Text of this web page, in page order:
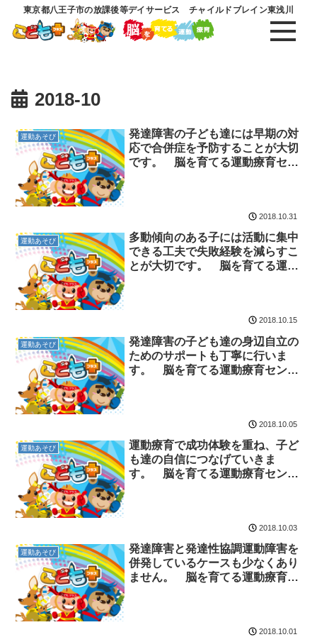
東京都八王子市の放課後等デイサービス チャイルドブレイン東浅川
2018-10
運動あそび
発達障害の子ども達には早期の対
応で合併症を予防することが大切
です。 脳を育てる運動療育セン
2018.10.31
運動あそび
多動傾向のある子には活動に集中
できる工夫で失敗経験を減らすこ
とが大切です。 脳を育てる運動
2018.10.15
運動あそび
発達障害の子ども達の身辺自立の
ためのサポートも丁寧に行いま
す。 脳を育てる運動療育センタ
2018.10.05
運動あそび
運動療育で成功体験を重ね、子ど
も達の自信につなげていきま
す。 脳を育てる運動療育センタ
2018.10.03
運動あそび
発達障害と発達性協調運動障害を
併発しているケースも少なくあり
ません。 脳を育てる運動療育セ
2018.10.01